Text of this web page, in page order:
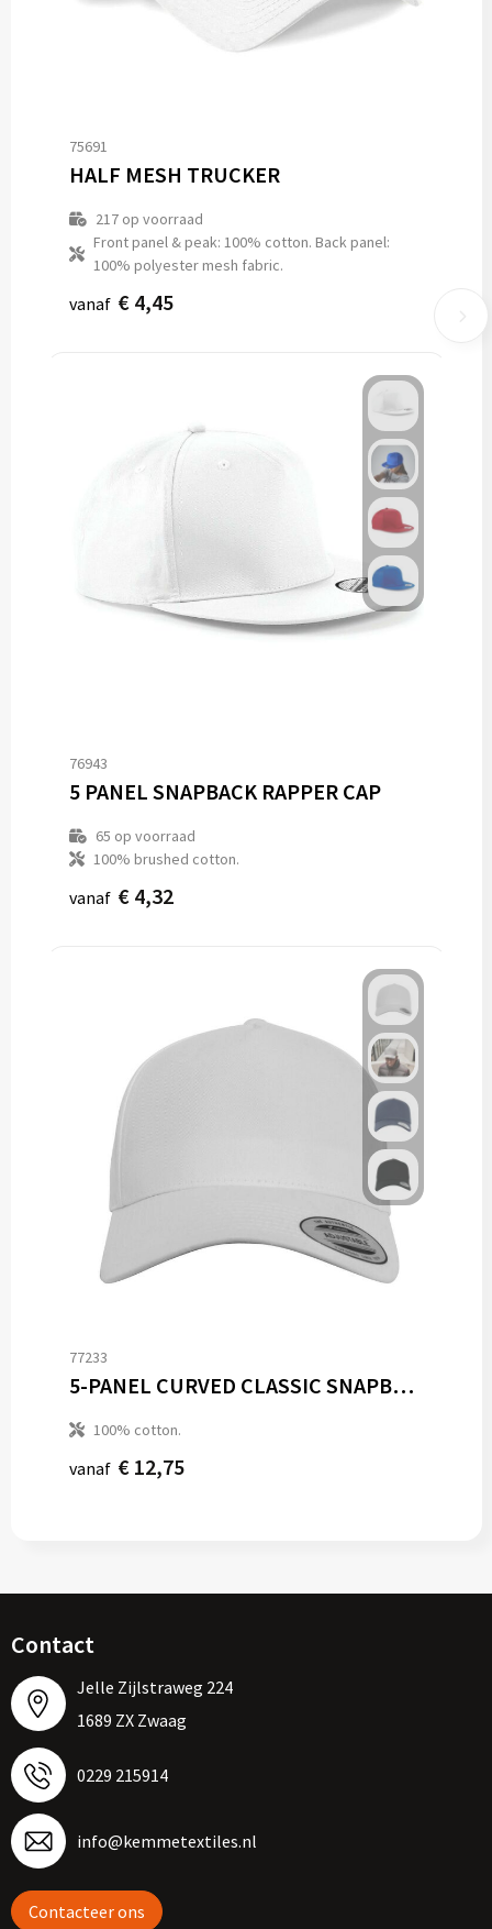
75691
HALF MESH TRUCKER
217op voorraad
Front panel & peak: 100% cotton. Back panel:
100% polyester mesh fabric.
vanaf € 4,45
76943
5 PANEL SNAPBACK RAPPER CAP
65 op voorraad
100% brushed cotton.
vanaf € 4,32
77233
5-PANEL CURVED CLASSIC SNAPBACK
100% cotton.
vanaf € 12,75
Contact
Jelle Zijlstraweg 224
1689 ZX Zwaag
0229 215914
info@kemmetextiles.nl
Contacteer ons